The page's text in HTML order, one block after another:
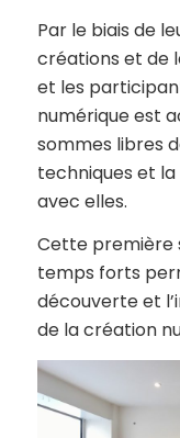
Par le biais de
créations et de
et les
numérique est
sommes libres
techniques et
avec elles.
Cette première
temps forts
découverte et
de la création